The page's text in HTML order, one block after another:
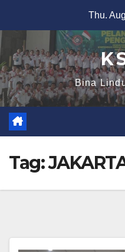
Thu.
K
Bina
Tag: